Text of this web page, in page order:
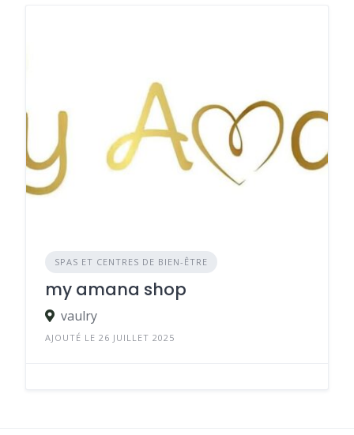
SPAS ET CENTRES DE BIEN-ÊTRE
my amana shop
vaulry
AJOUTÉ LE 26 JUILLET 2025